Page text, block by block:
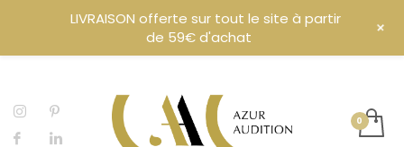
LIVRAISON offerte sur tout le site à partir
de 59€ d'achat
+